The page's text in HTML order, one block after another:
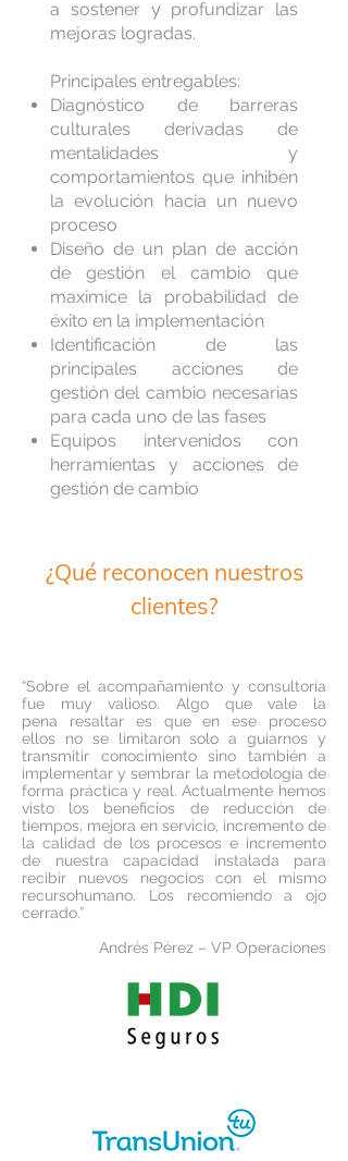
a sostener y profundizar las
mejoras logradas.
Principales entregables:
Diagnóstico de barreras
culturales derivadas de
mentalidades y
comportamientos que inhiben
la evolución hacia un nuevo
proceso
Diseño de un plan de acción
de gestión el cambio que
maximice la probabilidad de
éxito en la implementación
Identificación de las
principales acciones de
gestión del cambio necesarias
para cada uno de las fases
Equipos intervenidos con
herramientas y acciones de
gestión de cambio
¿Qué reconocen nuestros
clientes?
“Sobre el acompañamiento y consultoría
fue muy valioso. Algo que vale la
pena resaltar es que en ese proceso
ellos no se limitaron solo a guiarnos y
transmitir conocimiento sino también a
implementar y sembrar la metodología de
forma práctica y real. Actualmente hemos
visto los beneficios de reducción de
tiempos, mejora en servicio, incremento de
la calidad de los procesos e incremento
de nuestra capacidad instalada para
recibir nuevos negocios con el mismo
recursohumano. Los recomiendo a ojo
cerrado.”
Andrés Pérez – VP Operaciones